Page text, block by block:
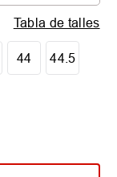
44 44.5
Tabla de talles